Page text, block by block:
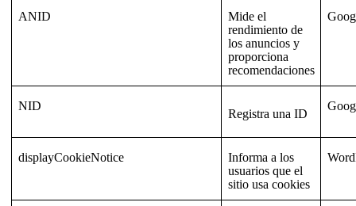
ANID
Mide el
rendimiento de
los anuncios y
proporciona
recomendaciones
NID
Registra una ID
displayCookieNotice
Informa a los
usuarios que el
sitio usa cookies